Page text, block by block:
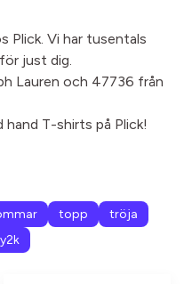
Plick. Vi har tusentals
just dig.
Lauren och 47736 från
T-shirts på Plick!
topp
tröja
y2k